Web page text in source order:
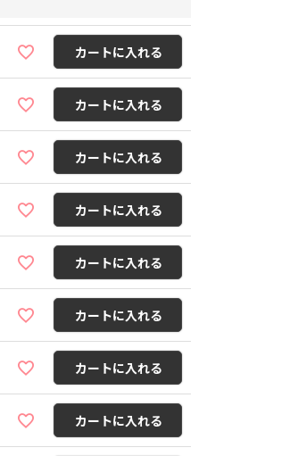
カートに入れる
カートに入れる
カートに入れる
カートに入れる
カートに入れる
カートに入れる
カートに入れる
カートに入れる